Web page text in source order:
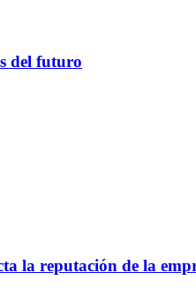
del futuro
la reputación de la